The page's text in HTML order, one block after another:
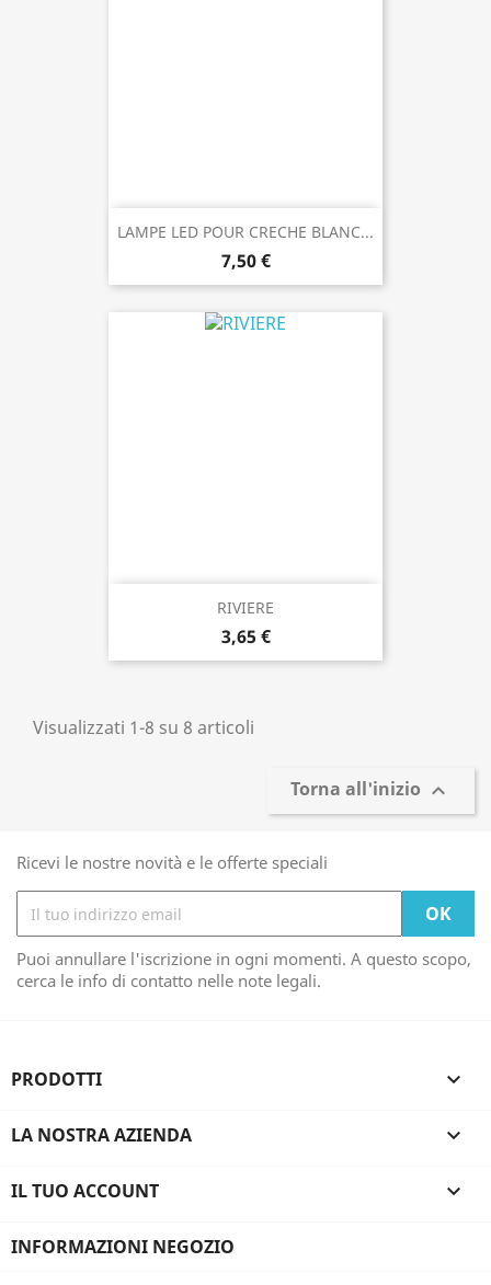
LAMPE LED POUR CRECHE BLANC...
7,50 €
RIVIERE
3,65 €
Visualizzati 1-8 su 8 articoli
Torna all'inizio 
Ricevi le nostre novità e le offerte speciali
Puoi annullare l'iscrizione in ogni momenti. A questo scopo,
cerca le info di contatto nelle note legali.
PRODOTTI 
LA NOSTRA AZIENDA 
IL TUO ACCOUNT 
INFORMAZIONI NEGOZIO